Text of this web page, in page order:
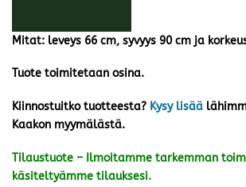
Mitat: leveys 66 cm, syvyys 90 cm ja
Tuote toimitetaan osina.
Kiinnostuitko tuotteesta? Kysy lisää
Kaakon myymälästä.
Tilaustuote – Ilmoitamme tarkemman
käsiteltyämme tilauksesi.